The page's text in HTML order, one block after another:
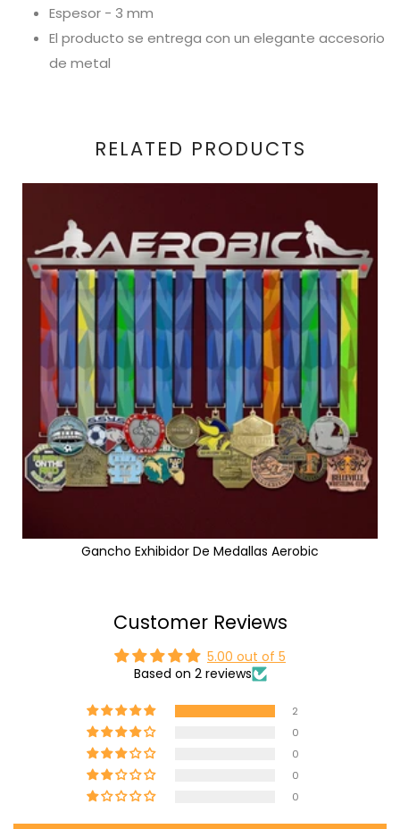
Espesor - 3 mm
El producto se entrega con un elegante accesorio
de metal
RELATED PRODUCTS
Gancho Exhibidor De Medallas Aerobic
Customer Reviews
5.00 out of 5
Based on 2 reviews
2
0
0
0
0